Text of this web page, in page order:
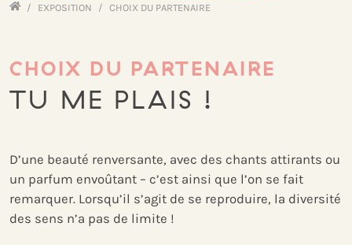
Von Sinnen FR
EXPOSITION CHOIX DU PARTENAIRE
CHOIX DU PARTENAIRE
TU ME PLAIS !
D’une beauté renversante, avec des chants attirants ou
un parfum envoûtant – c’est ainsi que l’on se fait
remarquer. Lorsqu’il s’agit de se reproduire, la diversité
des sens n’a pas de limite !